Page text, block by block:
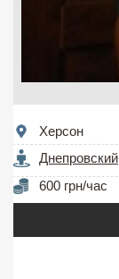
Херсон
Днепровский
600 грн/час